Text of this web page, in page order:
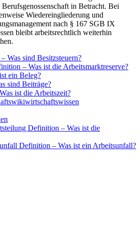
in Betracht. Bei
Wiedereingliederung und
nach § 167 SGB IX
bleibt arbeitsrechtlich weiterhin
Was sind Besitzsteuern?
– Was ist die Arbeitsmarktreserve?
ein Beleg?
sind Beiträge?
ist die Arbeitszeit?
wirtschaftswissen
Definition – Was ist die
Definition – Was ist ein Arbeitsunfall?